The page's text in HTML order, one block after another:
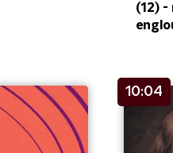
(12) -
10:04